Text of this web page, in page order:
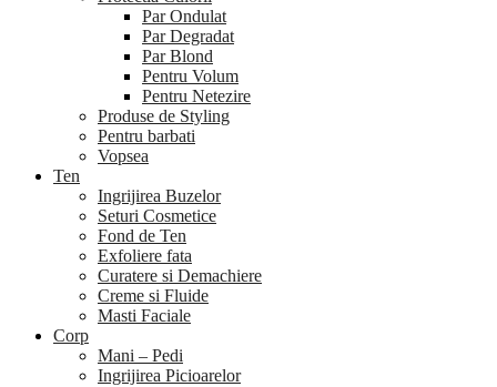
Par Ondulat
Par Degradat
Par Blond
Pentru Volum
Pentru Netezire
Produse de Styling
Pentru barbati
Vopsea
Ten
Ingrijirea Buzelor
Seturi Cosmetice
Fond de Ten
Exfoliere fata
Curatere si Demachiere
Creme si Fluide
Masti Faciale
Corp
Mani – Pedi
Ingrijirea Picioarelor